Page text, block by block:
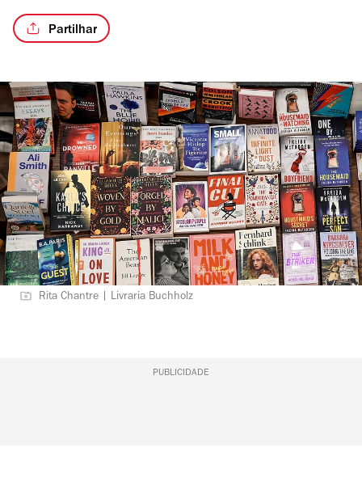
Partilhar
Rita Chantre | Livraria Buchholz
PUBLICIDADE